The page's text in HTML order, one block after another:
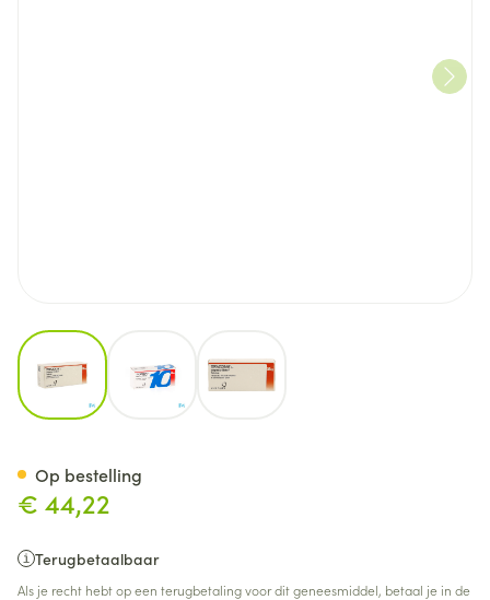
View larger image
€ 44,22
Terugbetaalbaar
Als je recht hebt op een terugbetaling voor dit geneesmiddel, betaal je in de
Op bestelling